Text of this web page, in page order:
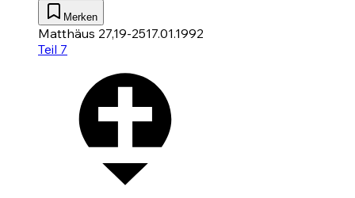
Merken
Matthäus 27,19-2517.01.1992
Teil 7